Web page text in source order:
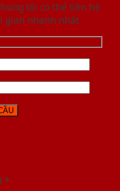
tôi có thể liên hệ
gian nhanh nhất.
*